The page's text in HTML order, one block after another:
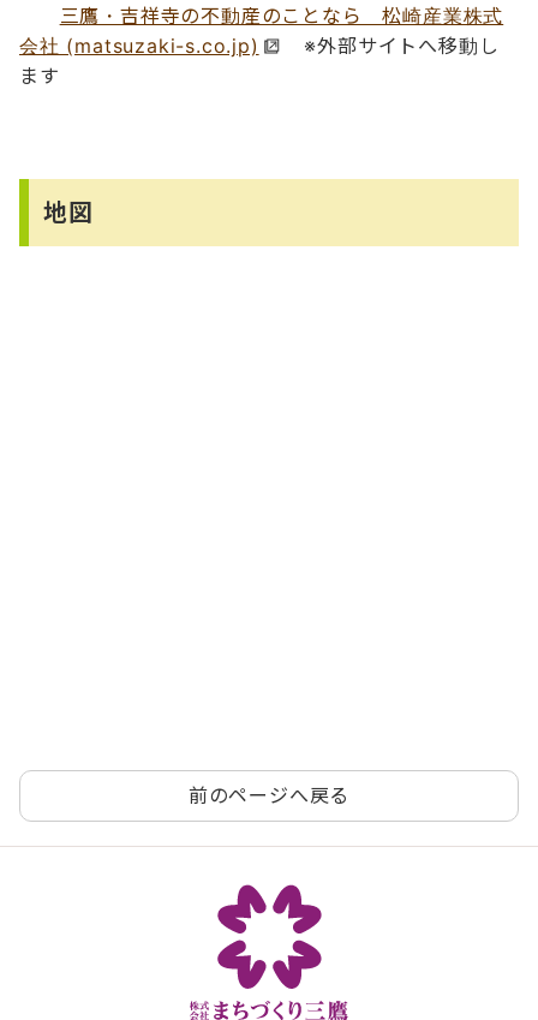
三鷹・吉祥寺の不動産のことなら 松崎産業株式
会社 (matsuzaki-s.co.jp)
※外部サイトへ移動し
ます
地図
前のページへ戻る